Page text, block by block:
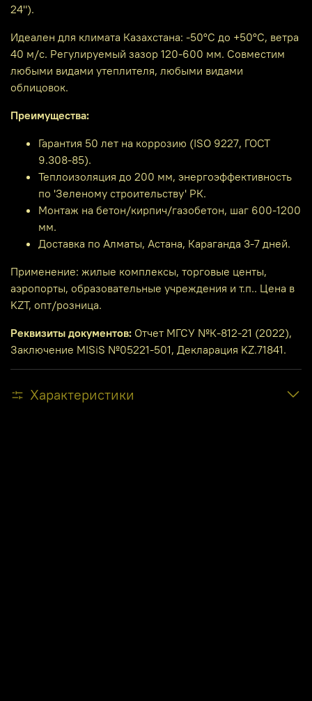
24").
Идеален для климата Казахстана: -50°C до +50°C, ветра
40 м/с. Регулируемый зазор 120-600 мм. Совместим
любыми видами утеплителя, любыми видами
облицовок.
Преимущества:
Гарантия 50 лет на коррозию (ISO 9227, ГОСТ
9.308-85).
Теплоизоляция до 200 мм, энергоэффективность
по 'Зеленому строительству' РК.
Монтаж на бетон/кирпич/газобетон, шаг 600-1200
мм.
Доставка по Алматы, Астана, Караганда 3-7 дней.
Применение: жилые комплексы, торговые центы,
аэропорты, образовательные учреждения и т.п.. Цена в
KZT, опт/розница.
Реквизиты документов: Отчет МГСУ №К-812-21 (2022),
Заключение MISiS №05221-501, Декларация KZ.71841.
Характеристики